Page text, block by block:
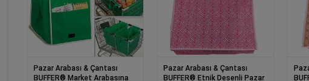
Pazar Arabası & Çantası
BUFFER® Market Arabasına
Pazar Arabası & Çantası
BUFFER® Etnik Desenli Pazar